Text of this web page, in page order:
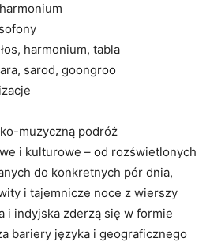
harmonium, tabla
sarod, goongroo
muzyczną podróż
i kulturowe – od rozświetlonych
do konkretnych pór dnia,
i tajemnicze noce z wierszy
i indyjska zderzą się w formie
bariery języka i geograficznego